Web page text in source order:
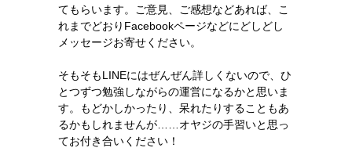
てもらいます。ご意見、ご感想などあれば、こ
れまでどおりFacebookページなどにどしどし
メッセージお寄せください。
そもそもLINEにはぜんぜん詳しくないので、ひ
とつずつ勉強しながらの運営になるかと思いま
す。もどかしかったり、呆れたりすることもあ
るかもしれませんが……オヤジの手習いと思っ
てお付き合いください！